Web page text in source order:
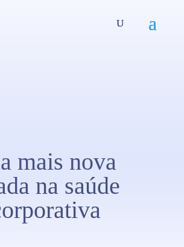
mais nova
na saúde